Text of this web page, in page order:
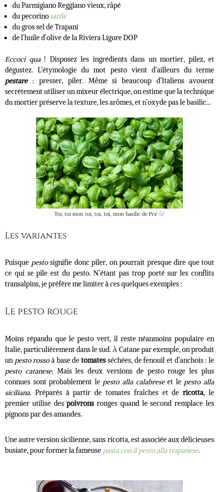
du Parmigiano Reggiano vieux, râpé
du pecorinosarde
du gros sel de Trapani
de l’huile d’olive de la Riviera Ligure DOP
Eccoci qua! Disposez les ingrédients dans un mortier, pilez, et
dégustez. L’étymologie du mot pesto vient d’ailleurs du terme
pestare: presser, piler. Même si beaucoup d’Italiens avouent
secrètement utiliser un mixeur électrique, on estime que la technique
du mortier préserve la texture, les arômes, et n’oxyde pas le basilic…
Toi, toi mon toi, toi, toi, mon basilic de Pra'
Les variantes
Puisque pesto signifie donc piler, onpourrait presque dire que tout
ce qui se pile est du pesto. N’étant pas trop porté sur les conflits
transalpins, je préfère me limiter à ces quelques exemples :
Le pesto rouge
Moins répandu que le pesto vert, il reste néanmoins populaire en
Italie, particulièrement dans le sud. À Catane par exemple, on produit
un pesto rossoà base detomates séchées, de fenouil et d’anchois : le
pesto catanese. Mais les deux versions de pesto rouge les plus
connues sont probablement le pesto alla calabreseet le pesto alla
siciliana. Préparés à partir de tomates fraîches et dericotta, le
premier utilise despoivrons rouges quand le second remplace les
pignons par des amandes.
Une autre version sicilienne, sans ricotta, est associée aux délicieuses
busiate, pour former la fameuse pasta con il pesto alla trapanese.